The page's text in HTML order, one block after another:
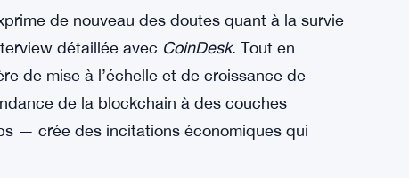
de nouveau des doutes quant à la survie
détaillée avec CoinDesk. Tout en
de mise à l’échelle et de croissance de
de la blockchain à des couches
— crée des incitations économiques qui